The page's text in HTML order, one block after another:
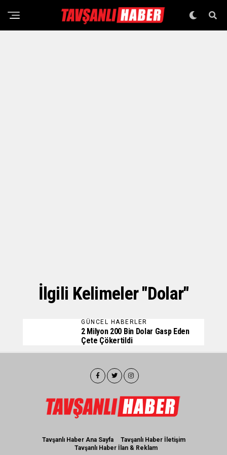
İlgili Kelimeler "dolar"
GÜNCEL HABERLER
2 Milyon 200 Bin Dolar Gasp Eden
Çete Çökertildi
Tavşanlı Haber Ana Sayfa
Tavşanlı Haber İletişim
Tavşanlı Haber İlan & Reklam